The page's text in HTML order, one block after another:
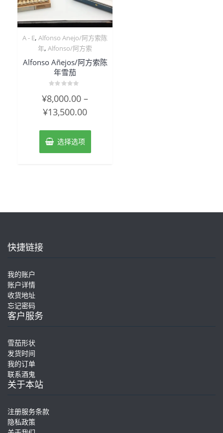
A - E,Alfonso Anejo/阿方索陈
年,Alfonso/阿方索
Alfonso Añejos/阿方索陈
年雪茄
分
0
&sol;
5
¥8,000.00 –
¥13,500.00
选择选项
快捷链接
我的账户
账户详情
收货地址
忘记密码
客户服务
雪茄形状
发货时间
我的订单
联系酒鬼
关于本站
注册服务条款
隐私政策